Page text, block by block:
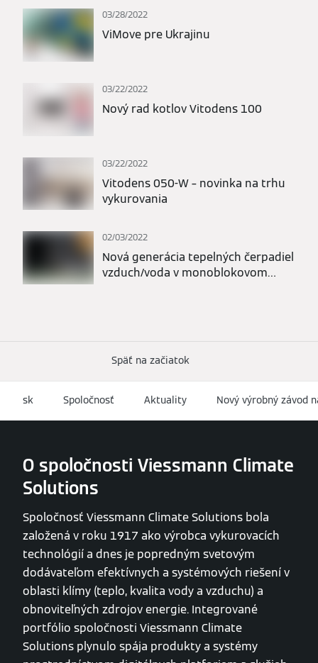
03/28/2022
ViMove pre Ukrajinu
03/22/2022
Nový rad kotlov Vitodens 100
03/22/2022
Vitodens 050-W – novinka na trhu
vykurovania
02/03/2022
Nová generácia tepelných čerpadiel
vzduch/voda v monoblokovom
Späť na začiatok
sk Spoločnosť Aktuality Nový výrobný závod
O spoločnosti Viessmann Climate
Solutions
Spoločnosť Viessmann Climate Solutions bola
založená v roku 1917 ako výrobca vykurovacích
technológií a dnes je popredným svetovým
dodávateľom efektívnych a systémových riešení v
oblasti klímy (teplo, kvalita vody a vzduchu) a
obnoviteľných zdrojov energie. Integrované
portfólio spoločnosti Viessmann Climate
Solutions plynulo spája produkty a systémy